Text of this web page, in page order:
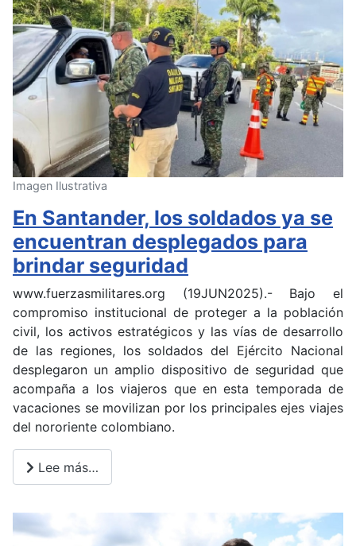
Imagen Ilustrativa
En Santander, los soldados ya se
encuentran desplegados para
brindar seguridad
www.fuerzasmilitares.org (19JUN2025).- Bajo el
compromiso institucional de proteger a la población
civil, los activos estratégicos y las vías de desarrollo
de las regiones, los soldados del Ejército Nacional
desplegaron un amplio dispositivo de seguridad que
acompaña a los viajeros que en esta temporada de
vacaciones se movilizan por los principales ejes viajes
del nororiente colombiano.
Lee más…